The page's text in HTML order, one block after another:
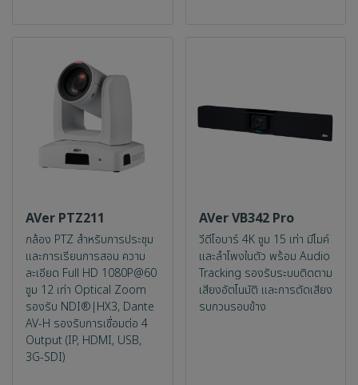
AVer PTZ211
กล้อง PTZ สำหรับการประชุม
และการเรียนการสอน ความ
ละเอียด Full HD 1080P@60
ซูม 12 เท่า Optical Zoom
รองรับ NDI®|HX3, Dante
AV-H รองรับการเชื่อมต่อ 4
Output (IP, HDMI, USB,
3G-SDI)
AVer VB342 Pro
วีดีโอบาร์ 4K ซูม 15 เท่า มีไมค์
และลำโพงในตัว พร้อม Audio
Tracking รองรับระบบติดตาม
เสียงอัตโนมัติ และการตัดเสียง
รบกวนรอบข้าง